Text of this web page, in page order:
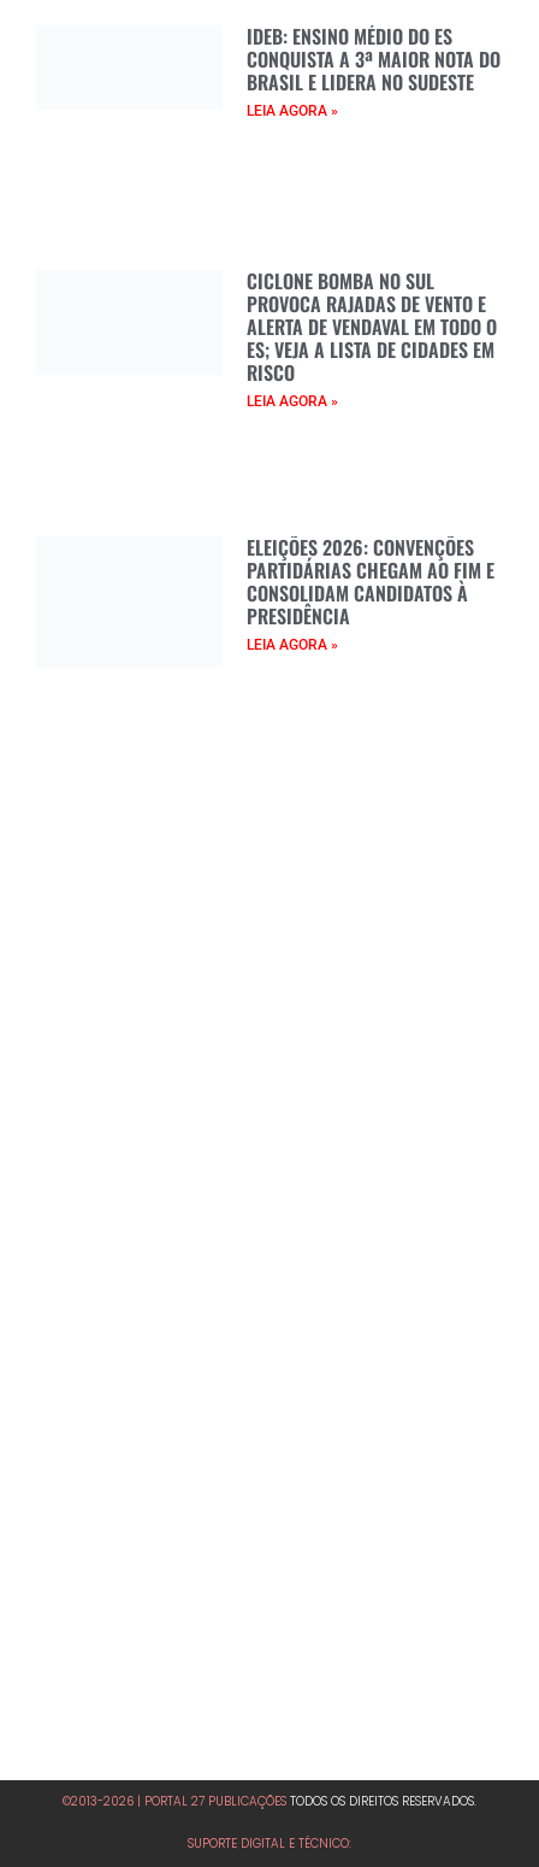
IDEB: ENSINO MÉDIO DO ES
CONQUISTA A 3ª MAIOR NOTA DO
BRASIL E LIDERA NO SUDESTE
LEIA AGORA »
CICLONE BOMBA NO SUL
PROVOCA RAJADAS DE VENTO E
ALERTA DE VENDAVAL EM TODO O
ES; VEJA A LISTA DE CIDADES EM
RISCO
LEIA AGORA »
ELEIÇÕES 2026: CONVENÇÕES
PARTIDÁRIAS CHEGAM AO FIM E
CONSOLIDAM CANDIDATOS À
PRESIDÊNCIA
LEIA AGORA »
©2013-2026 | PORTAL 27 PUBLICAÇÕES TODOS OS DIREITOS RESERVADOS.
SUPORTE DIGITAL E TÉCNICO: